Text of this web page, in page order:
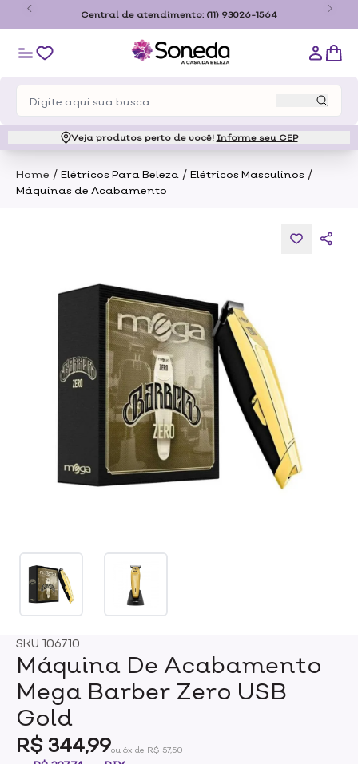
Central de atendimento: (11) 93026-1564
Veja produtos perto de você! Informe seu CEP
Home / Elétricos Para Beleza / Elétricos Masculinos /
Máquinas de Acabamento
SKU 106710
Máquina De Acabamento
Mega Barber Zero USB
Gold
R$ 344,99ou 6x de R$ 57,50